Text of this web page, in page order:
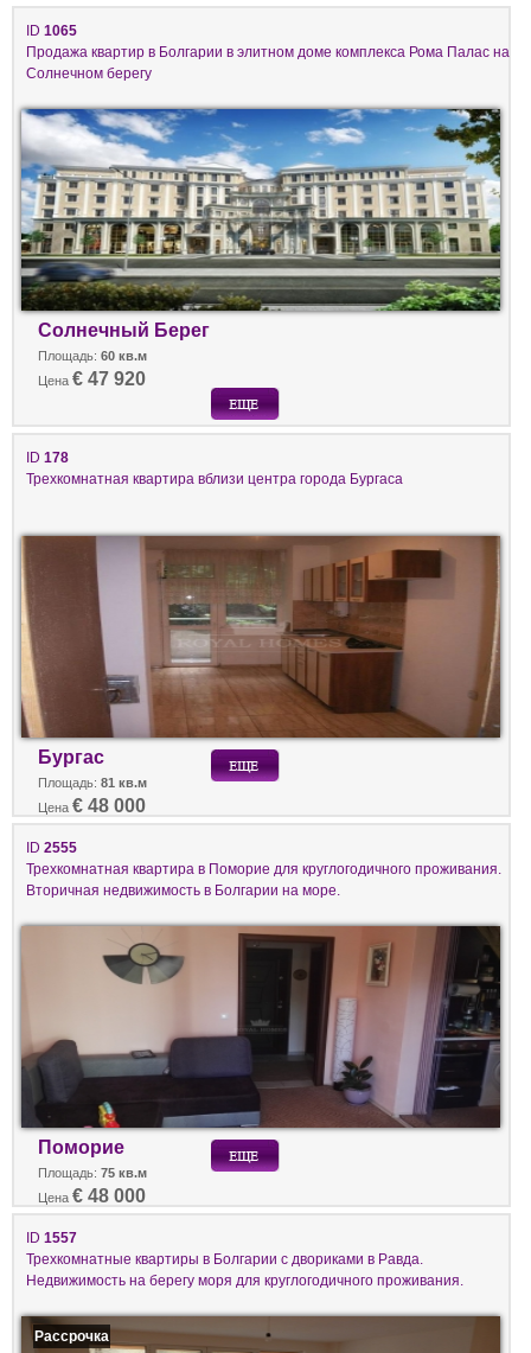
ID 1065
Продажа квартир в Болгарии в элитном доме комплекса Рома Палас на
Солнечном берегу
Солнечный Берег
Площадь: 60 кв.м
Цена € 47 920
ID 178
Трехкомнатная квартира вблизи центра города Бургаса
Бургас
Площадь: 81 кв.м
Цена € 48 000
ID 2555
Трехкомнатная квартира в Поморие для круглогодичного проживания.
Вторичная недвижимость в Болгарии на море.
Поморие
Площадь: 75 кв.м
Цена € 48 000
ID 1557
Трехкомнатные квартиры в Болгарии с двориками в Равда.
Недвижимость на берегу моря для круглогодичного проживания.
Рассрочка